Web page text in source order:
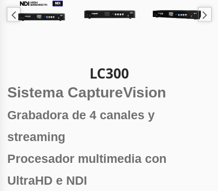
LC300
Sistema CaptureVision
Grabadora de 4 canales y
streaming
Procesador multimedia con
UltraHD e NDI